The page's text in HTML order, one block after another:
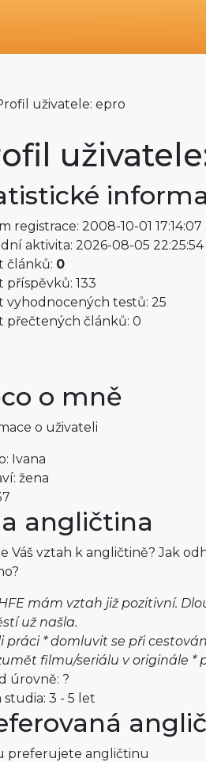
uživatele: epro
registrace: 2008-10-01 17:14:07
aktivita: 2026-08-05 22:25:54
článků: 0
příspěvků: 133
vyhodnocených testů: 25
přečtených článků: 0
o mně
o uživateli
Ivana
žena
angličtina
Váš vztah k angličtině? Jak
mám vztah již pozitivní.
už našla.
práci * domluvit se při
filmu/seriálu v originále *
úrovně: ?
studia: 3 - 5 let
preferujete angličtinu